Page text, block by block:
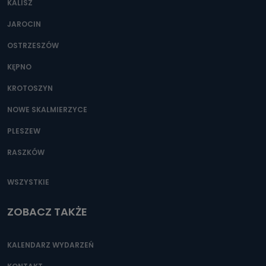
Można to zrobić pod numerem telefonu 62 735-51-05 lub
KALISZ
JAROCIN
OSTRZESZÓW
KĘPNO
KROTOSZYN
NOWE SKALMIERZYCE
PLESZEW
RASZKÓW
WSZYSTKIE
ZOBACZ TAKŻE
KALENDARZ WYDARZEŃ